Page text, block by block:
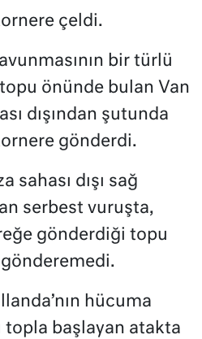
çeldi.
bir türlü
topu önünde bulan Van
dışından şutunda
gönderdi.
sahası dışı sağ
serbest vuruşta,
gönderdiği topu
hücuma
topla başlayan atakta